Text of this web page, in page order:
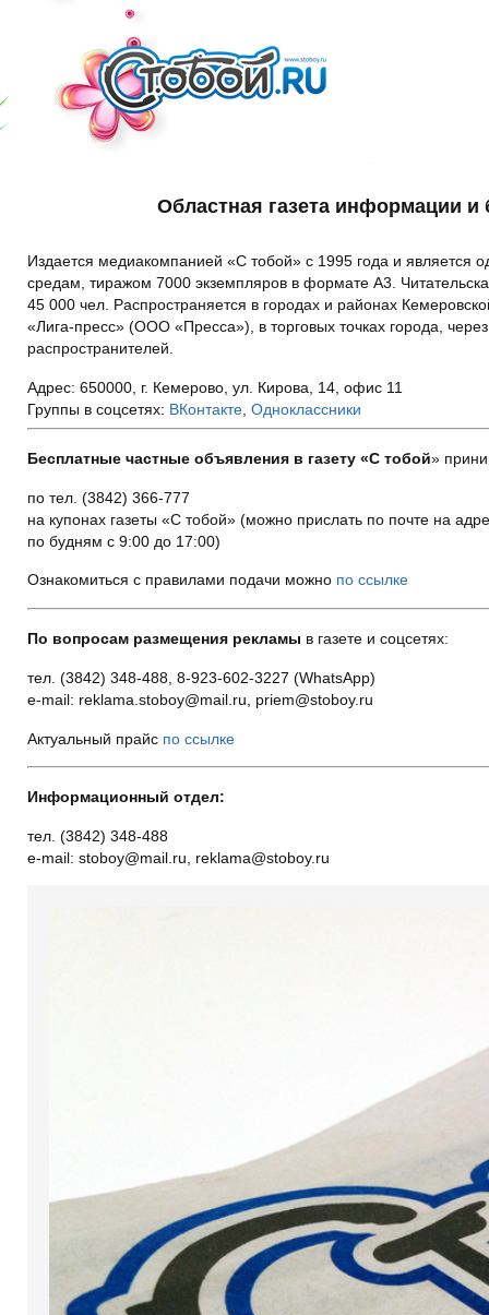
Областная газета информации
Издается медиакомпанией «С тобой» с 1995 года и является
средам, тиражом 7000 экземпляров в формате А3.
45 000 чел. Распространяется в городах и районах
«Лига-пресс» (ООО «Пресса»), в торговых точках города,
распространителей.
Адрес: 650000, г. Кемерово, ул. Кирова, 14, офис 11
Группы в соцсетях: ВКонтакте Одноклассники
Бесплатные частные объявления в газету «С тобой»
по тел. (3842) 366-777
на купонах газеты «С тобой» (можно прислать по почте на
по будням с 9:00 до 17:00)
Ознакомиться с правилами подачи можно по ссылке
По вопросам размещения рекламы в газете и соцсетях:
тел. (3842) 348-488, 8-923-602-3227 (WhatsApp)
e-mail: reklama.stoboy@mail.ru, priem@stoboy.ru
Актуальный прайс по ссылке
Информационный отдел:
тел. (3842) 348-488
e-mail: stoboy@mail.ru, reklama@stoboy.ru